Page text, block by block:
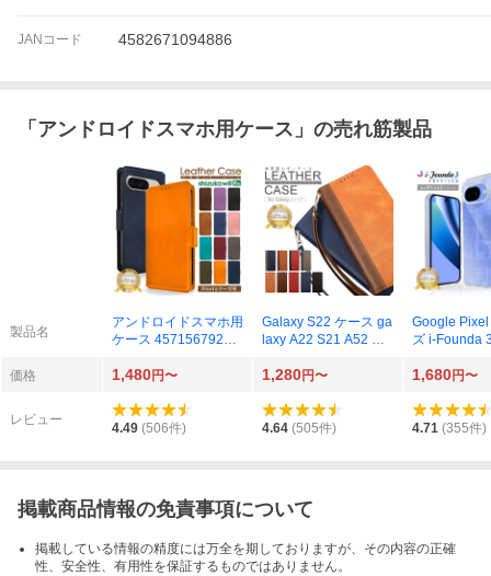
JANコード 4582671094886
「 アンドロイドスマホ用ケース 」の売れ筋製品
製品名
アンドロイドスマホ用
ケース 45715679243
Galaxy S22 ケース ga
laxy A22 S21 A52 手
スマホケース 手帳型
手帳 レザーケース シ
ズカウィル shizukawil
Google Pixel
ズ i-Founda
価格
1,480円〜 1,280円〜 1,680円〜
レビュー
4.49 (506件) 4.64 (505件) 4.71 (355件)
掲載商品情報の免責事項について
掲載している情報の精度には万全を期しておりますが、その内容の正確
性、安全性、有用性を保証するものではありません。